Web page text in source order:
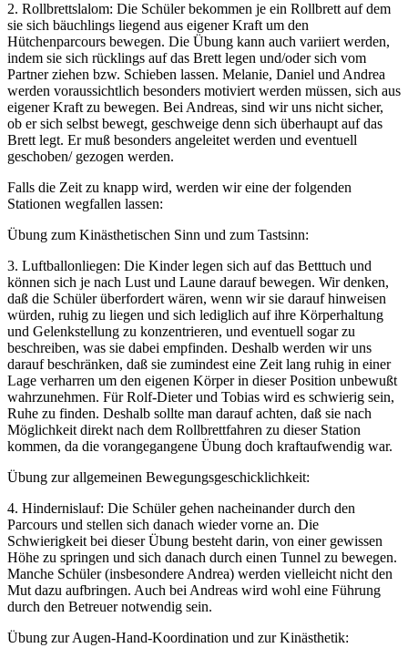
2. Rollbrettslalom: Die Schüler bekommen je ein Rollbrett auf dem
sie sich bäuchlings liegend aus eigener Kraft um den
Hütchenparcours bewegen. Die Übung kann auch variiert werden,
indem sie sich rücklings auf das Brett legen und/oder sich vom
Partner ziehen bzw. Schieben lassen. Melanie, Daniel und Andrea
werden voraussichtlich besonders motiviert werden müssen, sich aus
eigener Kraft zu bewegen. Bei Andreas, sind wir uns nicht sicher,
ob er sich selbst bewegt, geschweige denn sich überhaupt auf das
Brett legt. Er muß besonders angeleitet werden und eventuell
geschoben/ gezogen werden.
Falls die Zeit zu knapp wird, werden wir eine der folgenden
Stationen wegfallen lassen:
Übung zum Kinästhetischen Sinn und zum Tastsinn:
3. Luftballonliegen: Die Kinder legen sich auf das Betttuch und
können sich je nach Lust und Laune darauf bewegen. Wir denken,
daß die Schüler überfordert wären, wenn wir sie darauf hinweisen
würden, ruhig zu liegen und sich lediglich auf ihre Körperhaltung
und Gelenkstellung zu konzentrieren, und eventuell sogar zu
beschreiben, was sie dabei empfinden. Deshalb werden wir uns
darauf beschränken, daß sie zumindest eine Zeit lang ruhig in einer
Lage verharren um den eigenen Körper in dieser Position unbewußt
wahrzunehmen. Für Rolf-Dieter und Tobias wird es schwierig sein,
Ruhe zu finden. Deshalb sollte man darauf achten, daß sie nach
Möglichkeit direkt nach dem Rollbrettfahren zu dieser Station
kommen, da die vorangegangene Übung doch kraftaufwendig war.
Übung zur allgemeinen Bewegungsgeschicklichkeit:
4. Hindernislauf: Die Schüler gehen nacheinander durch den
Parcours und stellen sich danach wieder vorne an. Die
Schwierigkeit bei dieser Übung besteht darin, von einer gewissen
Höhe zu springen und sich danach durch einen Tunnel zu bewegen.
Manche Schüler (insbesondere Andrea) werden vielleicht nicht den
Mut dazu aufbringen. Auch bei Andreas wird wohl eine Führung
durch den Betreuer notwendig sein.
Übung zur Augen-Hand-Koordination und zur Kinästhetik: